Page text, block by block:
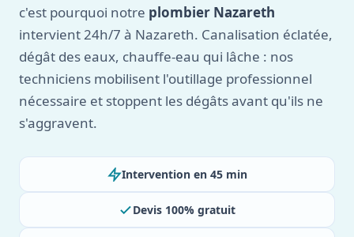
c'est pourquoi notre plombier Nazareth
intervient 24h/7 à Nazareth. Canalisation éclatée,
dégât des eaux, chauffe-eau qui lâche : nos
techniciens mobilisent l'outillage professionnel
nécessaire et stoppent les dégâts avant qu'ils ne
s'aggravent.
Intervention en 45 min
Devis 100% gratuit